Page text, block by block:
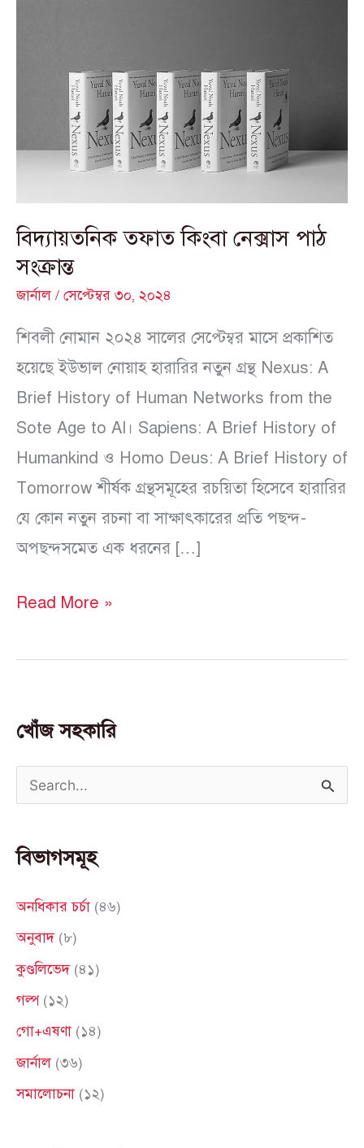
বিদ্যায়তনিক তফাত কিংবা নেক্সাস পাঠ
সংক্রান্ত
জার্নাল / সেপ্টেম্বর ৩০, ২০২৪
শিবলী নোমান ২০২৪ সালের সেপ্টেম্বর মাসে প্রকাশিত
হয়েছে ইউভাল নোয়াহ হারারির নতুন গ্রন্থ Nexus: A
Brief History of Human Networks from the
Sote Age to AI। Sapiens: A Brief History of
Humankind ও Homo Deus: A Brief History of
Tomorrow শীর্ষক গ্রন্থসমূহের রচয়িতা হিসেবে হারারির
যে কোন নতুন রচনা বা সাক্ষাৎকারের প্রতি পছন্দ-
অপছন্দসমেত এক ধরনের […]
বিদ্যায়তনিক
Read More »
খোঁজ সহকারি
a
c
o
:
বিভাগসমূহ
অনধিকার চর্চা (৪৬)
অনুবাদ(৮)
কুণ্ডলিভেদ(৪১)
গল্প(১২)
গো+এষণা (১৪)
জার্নাল (৩৬)
সমালোচনা (১২)